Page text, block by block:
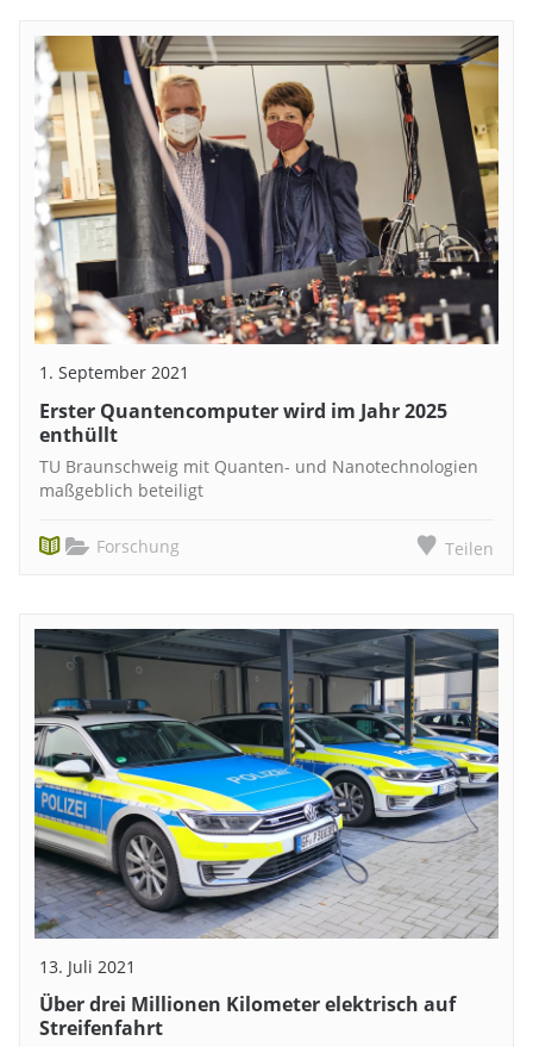
1. September 2021
Erster Quantencomputer wird im Jahr 2025
enthüllt
TU Braunschweig mit Quanten- und Nanotechnologien
maßgeblich beteiligt
Forschung Teilen
13. Juli 2021
Über drei Millionen Kilometer elektrisch auf
Streifenfahrt